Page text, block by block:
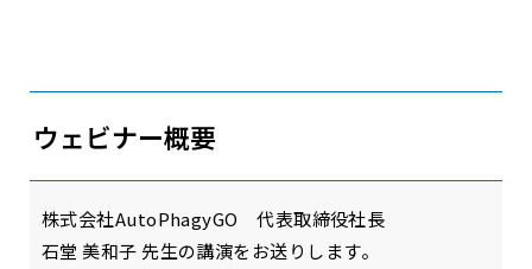
ウェビナー概要
株式会社AutoPhagyGO 代表取締役社長
石堂 美和子 先生の講演をお送りします。